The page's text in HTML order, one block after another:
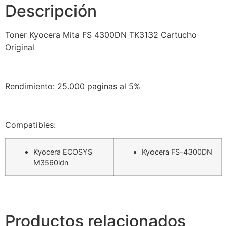
Descripción
Toner Kyocera Mita FS 4300DN TK3132 Cartucho
Original
Rendimiento: 25.000 paginas al 5%
Compatibles:
Kyocera ECOSYS
M3560idn
Kyocera FS-4300DN
Productos relacionados